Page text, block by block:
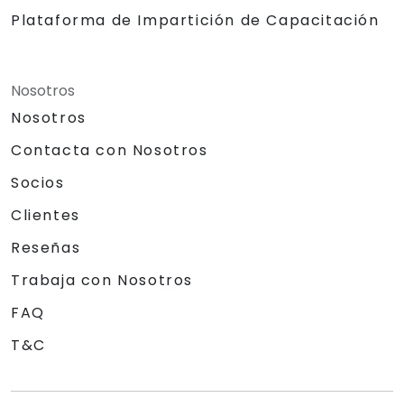
Plataforma de Impartición de Capacitación
Nosotros
Nosotros
Contacta con Nosotros
Socios
Clientes
Reseñas
Trabaja con Nosotros
FAQ
T&C